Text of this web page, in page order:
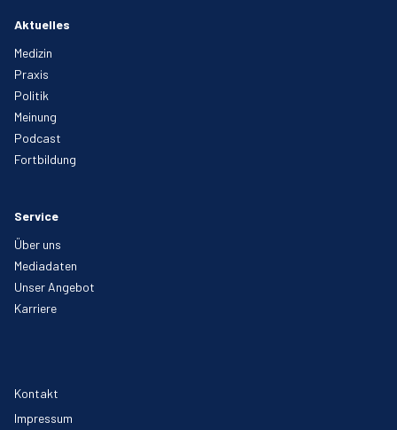
Aktuelles
Medizin
Praxis
Politik
Meinung
Podcast
Fortbildung
Service
Über uns
Mediadaten
Unser Angebot
Karriere
Kontakt
Impressum